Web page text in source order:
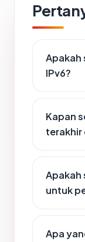
Apakah
IPv6?
Kapan
terakhir
Apakah
untuk
Apa